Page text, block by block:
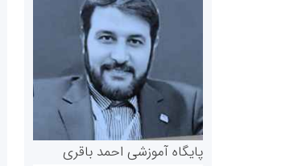
پایگاه آموزشی احمد باقری